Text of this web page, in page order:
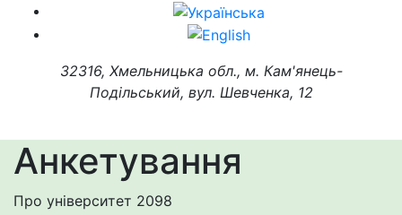
32316, Хмельницька обл., м. Кам'янець-
Подільський, вул. Шевченка, 12
Анкетування
Про університет 2098